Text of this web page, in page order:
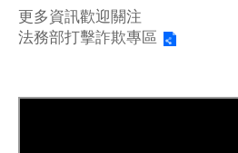
更多資訊歡迎關注
法務部打擊詐欺專區